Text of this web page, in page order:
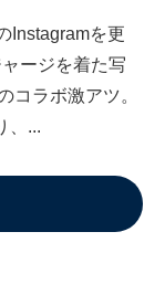
Instagramを更
ージを着た写
コラボ激アツ。
、...